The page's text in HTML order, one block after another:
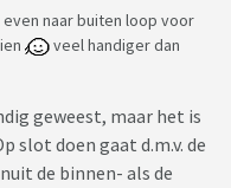
naar buiten loop voor
veel handiger dan
geweest, maar het is
slot doen gaat d.m.v. de
de binnen- als de